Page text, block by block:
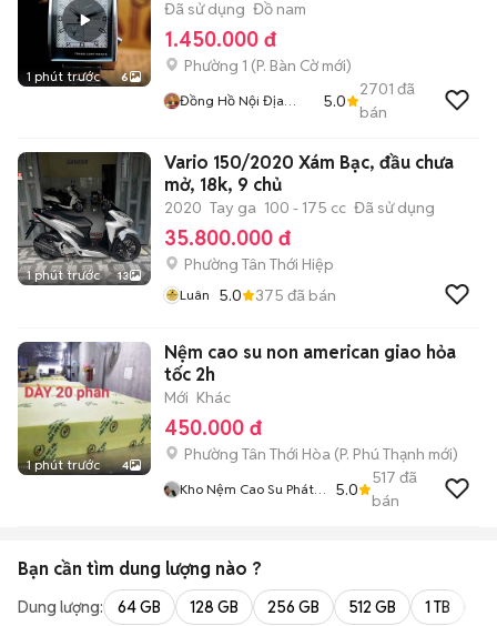
1 phút trước 6
Đã sử dụng Đồ nam
1.450.000 đ
Phường 1 (P. Bàn Cờmới)
Đồng Hồ Nội Địa
5.0
2701 đã
bán
1 phút trước 13
Vario 150/2020 Xám Bạc, đầu chưa
mở, 18k, 9 chủ
2020 Tay ga 100 - 175 cc Đã sử dụng
35.800.000 đ
Phường Tân Thới Hiệp
Luân 5.0 375 đã bán
1 phút trước 4
Nệm cao su non american giao hỏa
tốc 2h
Mới Khác
450.000 đ
Phường Tân Thới Hòa (P. Phú Thạnh mới)
Kho Nệm Cao Su Phát
5.0
517 đã
bán
Bạn cần tìm dung lượng nào ?
Dung lượng: 64 GB 128 GB 256 GB 512 GB 1 TB